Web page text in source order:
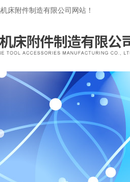
床附件制造有限公司网站！